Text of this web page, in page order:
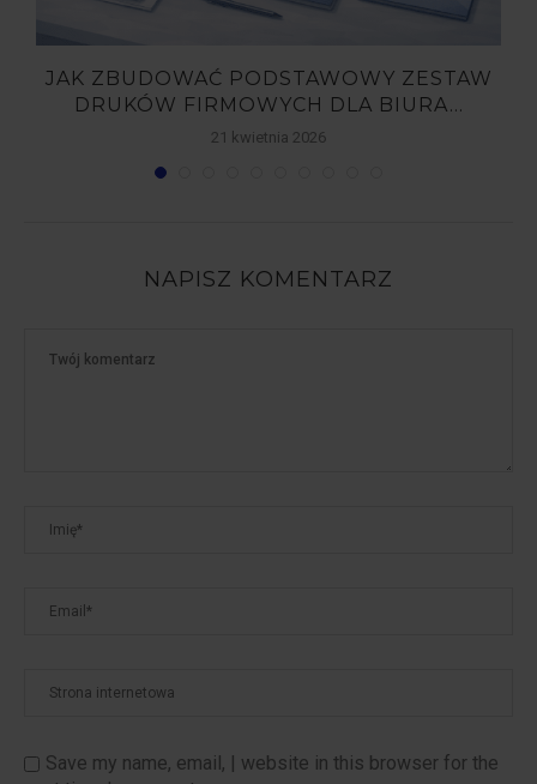
JAK ZBUDOWAĆ PODSTAWOWY ZESTAW
DRUKÓW FIRMOWYCH DLA BIURA...
21 kwietnia 2026
NAPISZ KOMENTARZ
Save my name, email, | website in this browser for the